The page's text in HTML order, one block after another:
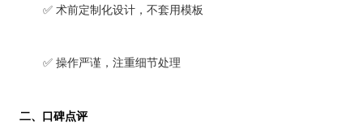
✅ 术前定制化设计，不套用模板
✅ 操作严谨，注重细节处理
二、口碑点评